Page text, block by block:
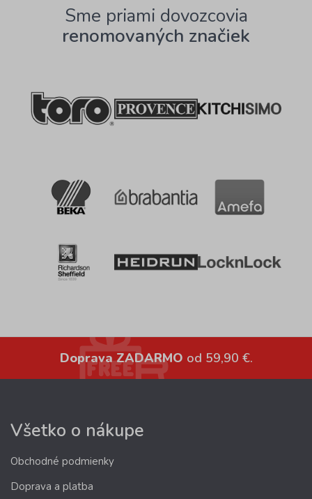
Sme priami dovozcovia
renomovaných značiek
Doprava ZADARMO od 59,90 €.
Všetko o nákupe
Obchodné podmienky
Doprava a platba